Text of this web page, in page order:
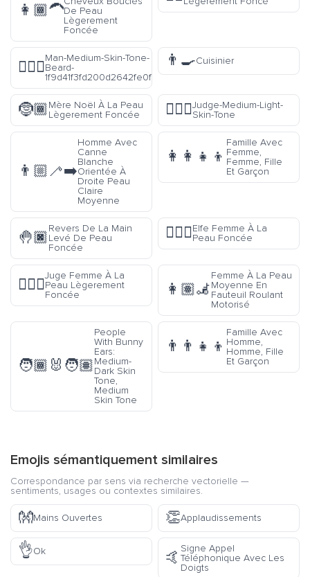
👩🏾‍🦱De Peau
Lègerement
Foncée
🧔🏽‍♂️
Man-Medium-Skin-Tone-
Beard-
1f9d41f3fd200d2642fe0f
👨‍🍳Cuisinier
🤶🏾Mère Noël À La Peau
Lègerement Foncée
🧑🏼‍⚖️Judge-Medium-Light-
Skin-Tone
👨🏼‍🦯‍➡️
Homme Avec
Canne
Blanche
Orientée À
Droite Peau
Claire
Moyenne
👩‍👩‍👧‍👦
Famille Avec
Femme,
Femme, Fille
Et Garçon
🤚🏿
Revers De La Main
Levé De Peau
Foncée
🧝🏿‍♀️Elfe Femme À La
Peau Foncée
👩🏽‍⚖️
Juge Femme À La
Peau Lègerement
Foncée
👩🏽‍🦼
Femme À La Peau
Moyenne En
Fauteuil Roulant
Motorisé
🧑🏾‍🐰‍🧑🏽
People
With Bunny
Ears:
Medium-
Dark Skin
Tone,
Medium
Skin Tone
👨‍👨‍👧‍👦
Famille Avec
Homme,
Homme, Fille
Et Garçon
Emojis sémantiquement similaires
Correspondance par sens via recherche vectorielle —
sentiments, usages ou contextes similaires.
👐Mains Ouvertes 👏Applaudissements
👌Ok 🤙
Signe Appel
Téléphonique Avec Les
Doigts